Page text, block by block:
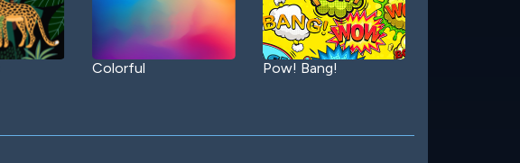
Colorful Pow! Bang!